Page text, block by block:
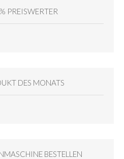
PREISWERTER
DES MONATS
BESTELLEN